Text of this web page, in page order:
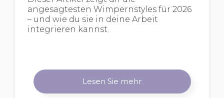
angesagtesten Wimpernstyles für 2026
– und wie du sie in deine Arbeit
integrieren kannst.
Lesen Sie mehr